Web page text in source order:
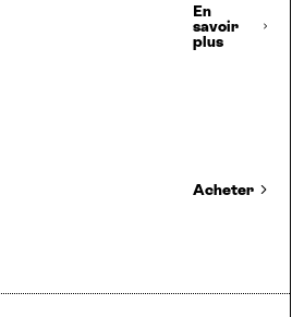
En
savoir
plus
Acheter